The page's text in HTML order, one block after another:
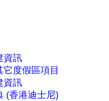
資訊
度假區項目
資訊
(香港迪士尼)